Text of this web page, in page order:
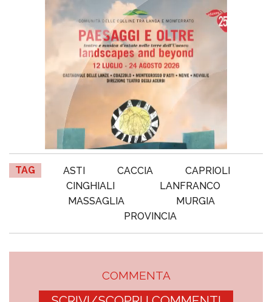
TAG ASTI CACCIA
CAPRIOLI
CINGHIALI
LANFRANCO
MASSAGLIA
MURGIA
PROVINCIA
COMMENTA